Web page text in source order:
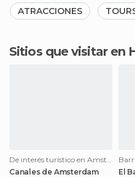
ATRACCIONES
Sitios que visitar en
De interés turístico en Amsterdam
Canales de Amsterdam
El